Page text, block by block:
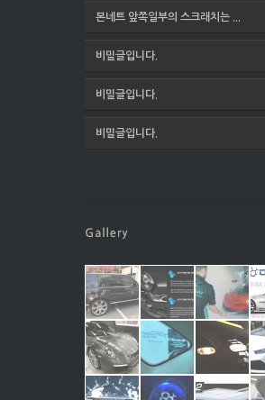
본네트 앞쪽일부의 스크래치는 ...
비밀글입니다.
비밀글입니다.
비밀글입니다.